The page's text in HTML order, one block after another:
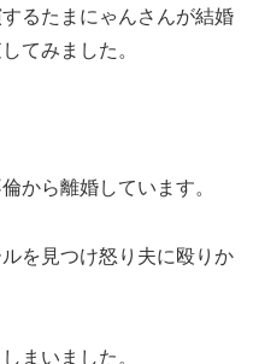
るたまにゃんさんが結婚
てみました。
から離婚しています。
を見つけ怒り夫に殴りか
まいました。